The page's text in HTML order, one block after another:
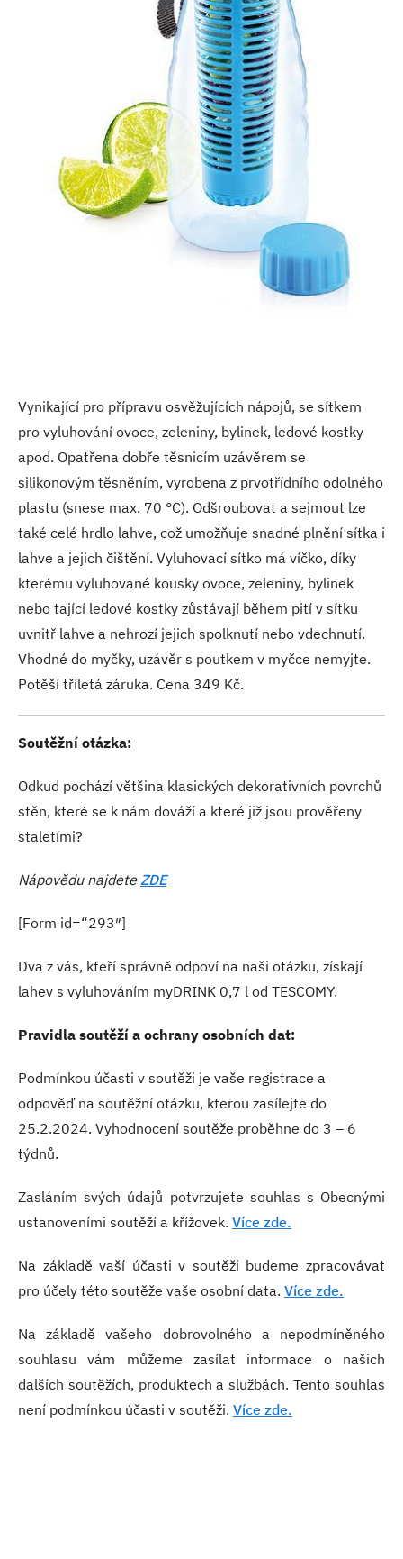
Vynikající pro přípravu osvěžujících nápojů, se sítkem
pro vyluhování ovoce, zeleniny, bylinek, ledové kostky
apod. Opatřena dobře těsnicím uzávěrem se
silikonovým těsněním, vyrobena z prvotřídního odolného
plastu (snese max. 70 °C). Odšroubovat a sejmout lze
také celé hrdlo lahve, což umožňuje snadné plnění sítka i
lahve a jejich čištění. Vyluhovací sítko má víčko, díky
kterému vyluhované kousky ovoce, zeleniny, bylinek
nebo tající ledové kostky zůstávají během pití v sítku
uvnitř lahve a nehrozí jejich spolknutí nebo vdechnutí.
Vhodné do myčky, uzávěr s poutkem v myčce nemyjte.
Potěší tříletá záruka. Cena 349 Kč.
Soutěžní otázka:
Odkud pochází většina klasických dekorativních povrchů
stěn, které se k nám dováží a které již jsou prověřeny
staletími?
Nápovědu najdete ZDE
[Form id=“293″]
Dva z vás, kteří správně odpoví na naši otázku, získají
lahev s vyluhováním myDRINK 0,7 l od TESCOMY.
Pravidla soutěží a ochrany osobních dat:
Podmínkou účasti v soutěži je vaše registrace a
odpověď na soutěžní otázku, kterou zasílejte do
25.2.2024. Vyhodnocení soutěže proběhne do 3 – 6
týdnů.
Zasláním svých údajů potvrzujete souhlas s Obecnými
ustanoveními soutěží a křížovek. Více zde.
Na základě vaší účasti v soutěži budeme zpracovávat
pro účely této soutěže vaše osobní data. Více zde.
Na základě vašeho dobrovolného a nepodmíněného
souhlasu vám můžeme zasílat informace o našich
dalších soutěžích, produktech a službách. Tento souhlas
není podmínkou účasti v soutěži. Více zde.